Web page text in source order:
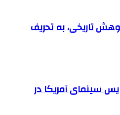
تاریخی، به تحریف
سینمای آمریکا در